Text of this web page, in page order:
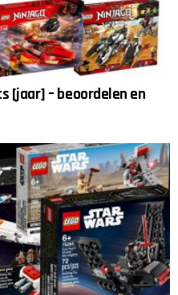
[jaar] – beoordelen en